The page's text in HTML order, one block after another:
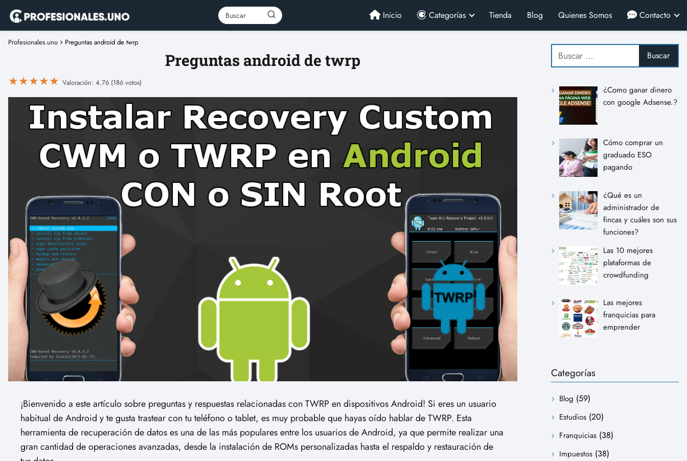
Inicio Categorías Tienda Blog Quienes Somos Contacto
Profesionales.uno Preguntas android de twrp
Preguntas android de twrp
★★★★★ Valoración: 4.76 (186 votos)
¡Bienvenido a este artículo sobre preguntas y respuestas relacionadas con TWRP en dispositivos Android! Si eres un usuario
habitual de Android y te gusta trastear con tu teléfono o tablet, es muy probable que hayas oído hablar de TWRP. Esta
herramienta de recuperación de datos es una de las más populares entre los usuarios de Android, ya que permite realizar una
gran cantidad de operaciones avanzadas, desde la instalación de ROMs personalizadas hasta el respaldo y restauración de
¿Como ganar dinero
con google Adsense.?
Cómo comprar un
graduado ESO
pagando
¿Qué es un
administrador de
fincas y cuáles son sus
funciones?
Las 10 mejores
plataformas de
crowdfunding
Las mejores
franquicias para
emprender
Categorías
Blog (59)
Estudios(20)
Franquicias(38)
Impuestos(38)